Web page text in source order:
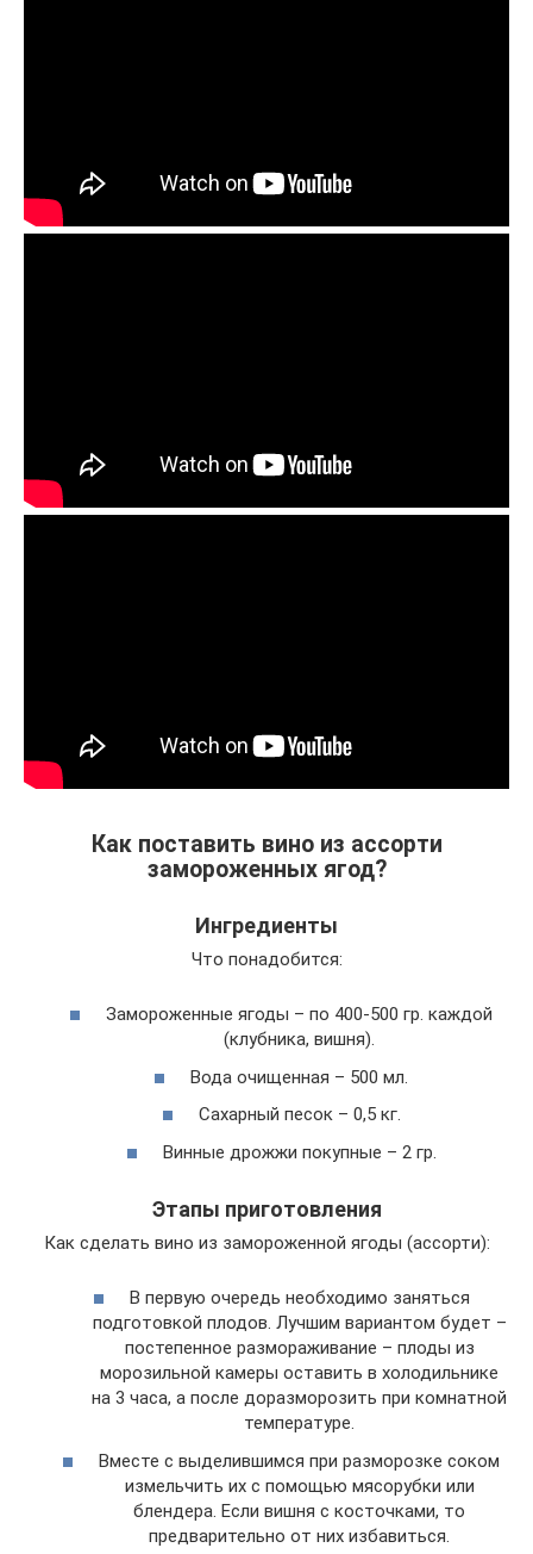
Как поставить вино из ассорти
замороженных ягод?
Ингредиенты
Что понадобится:
Замороженные ягоды – по 400-500 гр. каждой
(клубника, вишня).
Вода очищенная – 500 мл.
Сахарный песок – 0,5 кг.
Винные дрожжи покупные – 2 гр.
Этапы приготовления
Как сделать вино из замороженной ягоды (ассорти):
В первую очередь необходимо заняться
подготовкой плодов. Лучшим вариантом будет –
постепенное размораживание – плоды из
морозильной камеры оставить в холодильнике
на 3 часа, а после доразморозить при комнатной
температуре.
Вместе с выделившимся при разморозке соком
измельчить их с помощью мясорубки или
блендера. Если вишня с косточками, то
предварительно от них избавиться.